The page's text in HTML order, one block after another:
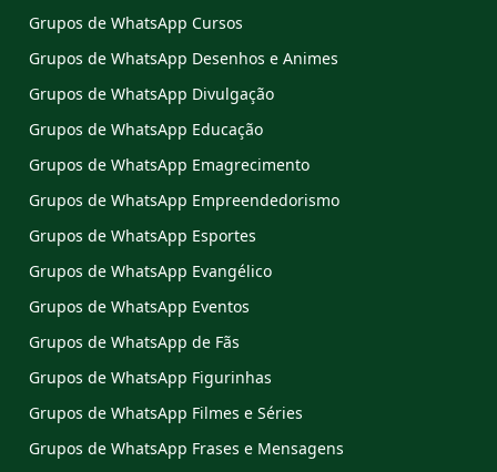
Grupos de WhatsApp Cursos
Grupos de WhatsApp Desenhos e Animes
Grupos de WhatsApp Divulgação
Grupos de WhatsApp Educação
Grupos de WhatsApp Emagrecimento
Grupos de WhatsApp Empreendedorismo
Grupos de WhatsApp Esportes
Grupos de WhatsApp Evangélico
Grupos de WhatsApp Eventos
Grupos de WhatsApp de Fãs
Grupos de WhatsApp Figurinhas
Grupos de WhatsApp Filmes e Séries
Grupos de WhatsApp Frases e Mensagens